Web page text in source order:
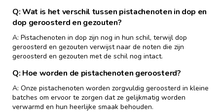
Q: Wat is het verschil tussen pistachenoten in dop en
dop geroosterd en gezouten?
A: Pistachenoten in dop zijn nog in hun schil, terwijl dop
geroosterd en gezouten verwijst naar de noten die zijn
geroosterd en gezouten met de schil nog intact.
Q: Hoe worden de pistachenoten geroosterd?
A: Onze pistachenoten worden zorgvuldig geroosterd in kleine
batches om ervoor te zorgen dat ze gelijkmatig worden
verwarmd en hun heerlijke smaak behouden.